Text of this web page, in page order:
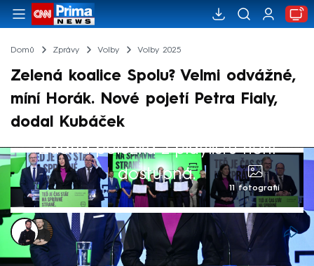
Domů Zprávy Volby Volby 2025
Zelená koalice Spolu? Velmi odvážné,
míní Horák. Nové pojetí Petra Fialy,
dodal Kubáček
Žádná položka z playlistu není
dostupná.
11 fotografií
Marek Veselý,
Marek Pausz
25. bře 2025, 19:21